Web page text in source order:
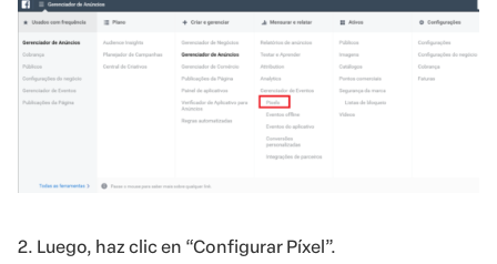
2. Luego, haz clic en “Configurar Píxel”.